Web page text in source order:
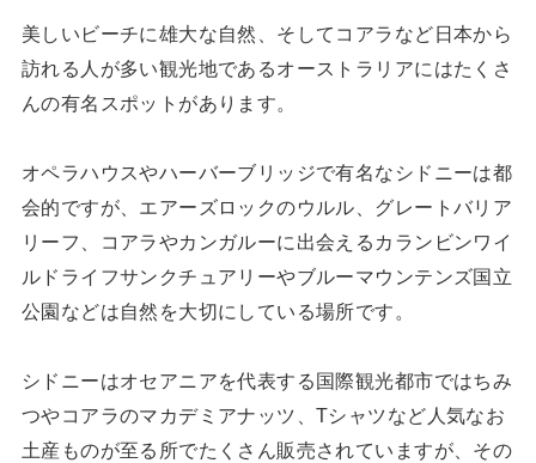
美しいビーチに雄大な自然、そしてコアラなど日本から
訪れる人が多い観光地であるオーストラリアにはたくさ
んの有名スポットがあります。
オペラハウスやハーバーブリッジで有名なシドニーは都
会的ですが、エアーズロックのウルル、グレートバリア
リーフ、コアラやカンガルーに出会えるカランビンワイ
ルドライフサンクチュアリーやブルーマウンテンズ国立
公園などは自然を大切にしている場所です。
シドニーはオセアニアを代表する国際観光都市ではちみ
つやコアラのマカデミアナッツ、Tシャツなど人気なお
土産ものが至る所でたくさん販売されていますが、その